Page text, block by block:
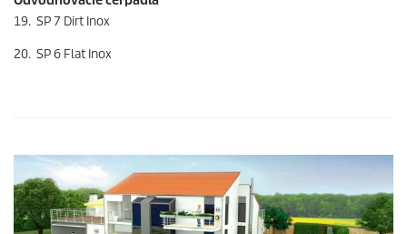
19. SP 7 Dirt Inox
20. SP 6 Flat Inox